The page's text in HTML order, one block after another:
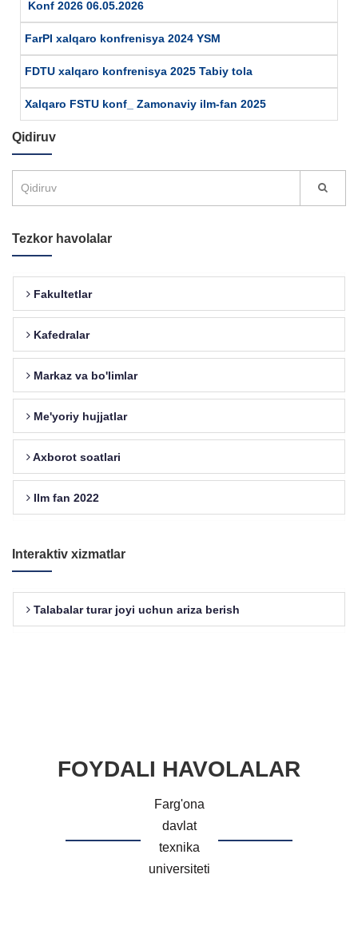
Konf 2026 06.05.2026
FarPI xalqaro konfrenisya 2024 YSM
FDTU xalqaro konfrenisya 2025 Tabiy tola
Xalqaro FSTU konf_ Zamonaviy ilm-fan 2025
Qidiruv
Tezkor havolalar
Fakultetlar
Kafedralar
Markaz va bo'limlar
Me'yoriy hujjatlar
Axborot soatlari
Ilm fan 2022
Interaktiv xizmatlar
Talabalar turar joyi uchun ariza berish
FOYDALI HAVOLALAR
Farg'ona
davlat
texnika
universiteti